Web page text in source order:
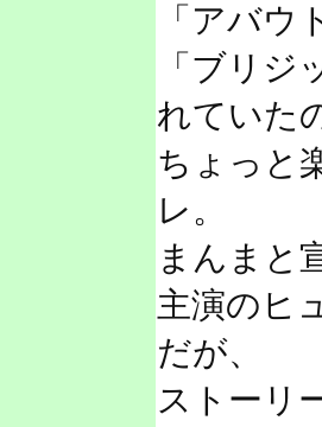
「アバウ
「ブリ
れていた
ちょっと
レ。
まんまと
主演のヒ
だが、
ストーリ